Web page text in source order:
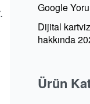
Google
Dijital
hakkında
Ürün